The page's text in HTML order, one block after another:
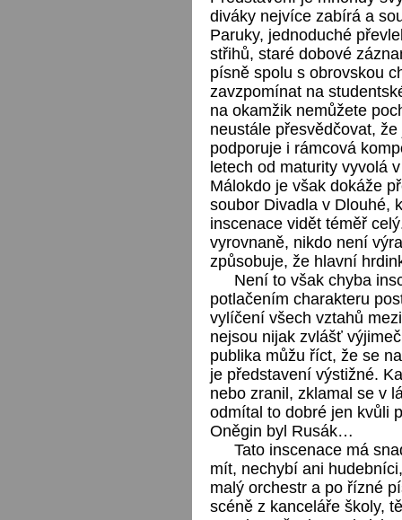
diváky nejvíce zabírá a
Paruky, jednoduché
střihů, staré dobové
písně spolu s obrovskou
zavzpomínat na
na okamžik nemůžete
neustále přesvědčovat,
podporuje i rámcová
letech od maturity vyvolá
Málokdo je však dokáže
soubor Divadla v Dlouhé,
inscenace vidět téměř
vyrovnaně, nikdo není
způsobuje, že hlavní
Není to však chyba
potlačením charakteru
vylíčení všech vztahů
nejsou nijak zvlášť
publika můžu říct, že se
je představení výstižné.
nebo zranil, zklamal se v
odmítal to dobré jen kvůli
Oněgin byl Rusák…
Tato inscenace má
mít, nechybí ani
malý orchestr a po řízné
scéně z kanceláře školy,